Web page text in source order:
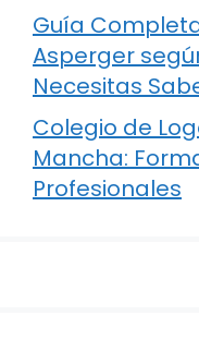
Guía
Asperger
Necesitas
Colegio de
Mancha:
Profesionales